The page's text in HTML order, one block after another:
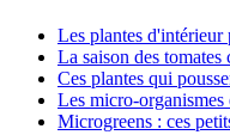
Les plantes
La saison des tomates
Ces plantes qui
Les micro-organismes
Microgreens : ces